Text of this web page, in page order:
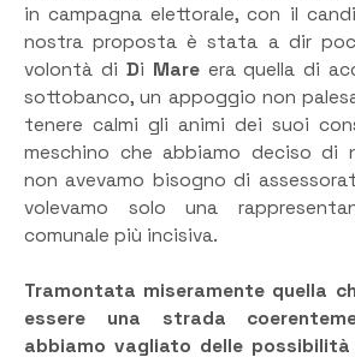
in campagna elettorale, con il
nostra proposta è stata a dir
volontà di Di Mareera quella di
sottobanco, un appoggio non
tenere calmi gli animi dei suoi
meschino che abbiamo deciso di
non avevamo bisogno di
volevamo solo una
comunale più incisiva.
Tramontata miseramente quella
essere una strada
abbiamo vagliato delle possibilità